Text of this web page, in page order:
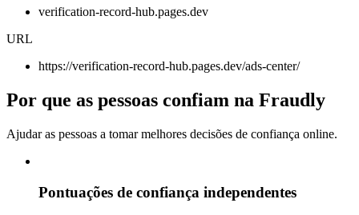
verification-record-hub.pages.dev
URL
https://verification-record-hub.pages.dev/ads-center/
Por que as pessoas confiam na Fraudly
Ajudar as pessoas a tomar melhores decisões de confiança online.
Pontuações de confiança independentes